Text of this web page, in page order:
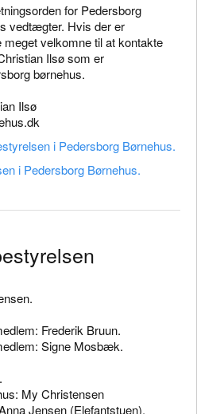
for Pedersborg
vedtægter. Hvis der er
velkomne til at kontakte
Ilsø som er
børnehus.
Ilsø
i Pedersborg Børnehus.
i Pedersborg Børnehus.
Frederik Bruun.
Signe Mosbæk.
My Christensen
Jensen (Elefantstuen).